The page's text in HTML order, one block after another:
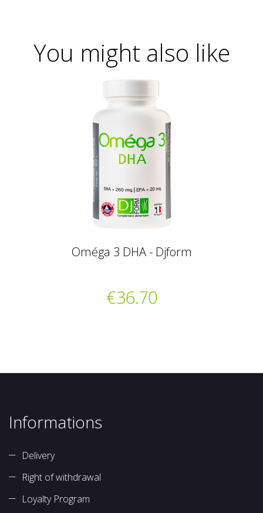
You might also like
Oméga 3 DHA - Djform
€36.70
Informations
Delivery
Right of withdrawal
Loyalty Program